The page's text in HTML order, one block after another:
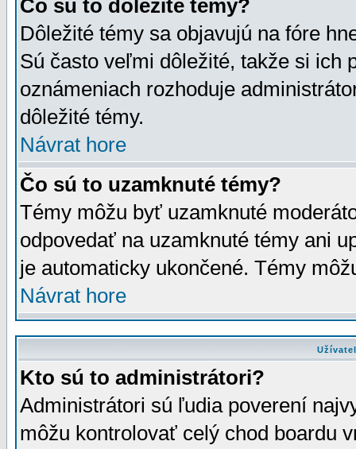
Čo sú to dôležité témy?
Dôležité témy sa objavujú na fóre
Sú často veľmi dôležité, takže si ich
oznámeniach rozhoduje
dôležité témy.
Návrat hore
Čo sú to uzamknuté témy?
Témy môžu byť uzamknuté
odpovedať na uzamknuté témy ani
je automaticky ukončené. Témy
Návrat hore
Kto sú to administrátori?
Administrátori sú ľudia poverení
môžu kontrolovať celý chod boardu